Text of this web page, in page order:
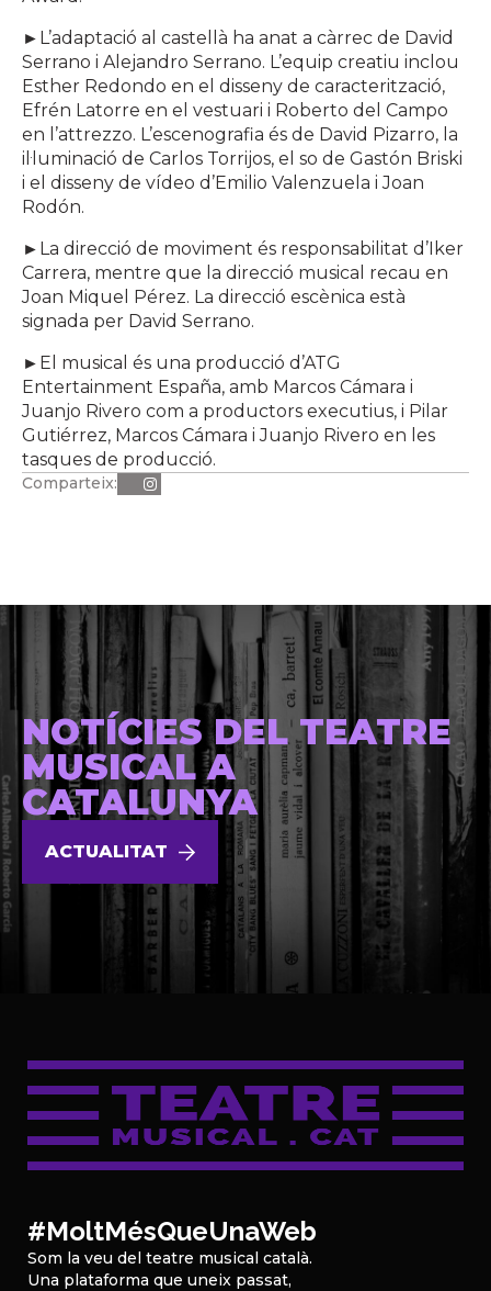
► L’adaptació al castellà ha anat a càrrec de David
Serrano i Alejandro Serrano. L’equip creatiu inclou
Esther Redondo en el disseny de caracterització,
Efrén Latorre en el vestuari i Roberto del Campo
en l’attrezzo. L’escenografia és de David Pizarro, la
il·luminació de Carlos Torrijos, el so de Gastón Briski
i el disseny de vídeo d’Emilio Valenzuela i Joan
Rodón.
► La direcció de moviment és responsabilitat d’Iker
Carrera, mentre que la direcció musical recau en
Joan Miquel Pérez. La direcció escènica està
signada per David Serrano.
► El musical és una producció d’ATG
Entertainment España, amb Marcos Cámara i
Juanjo Rivero com a productors executius, i Pilar
Gutiérrez, Marcos Cámara i Juanjo Rivero en les
tasques de producció.
Comparteix:
NOTÍCIES DEL TEATRE
MUSICAL A
CATALUNYA
ACTUALITAT
#MoltMésQueUnaWeb
Som la veu del teatre musical català.
Una plataforma que uneix passat,